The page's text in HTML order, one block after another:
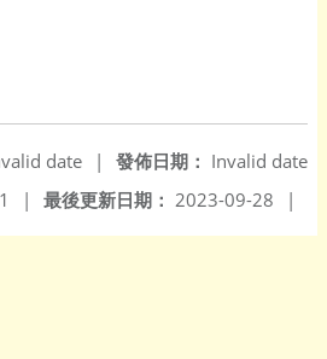
發佈日期： Invalid date
date
|
最後更新日期： 2023-09-28 |
|